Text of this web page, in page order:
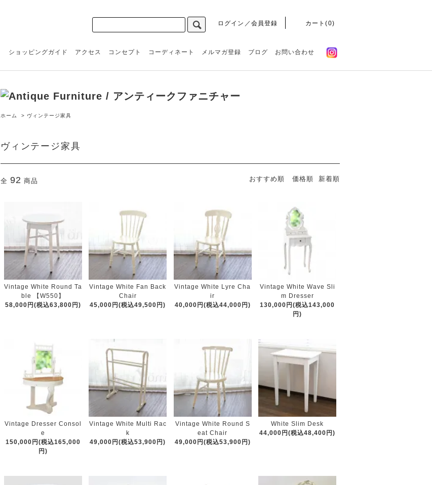
ログイン／会員登録 カート(0)
ショッピングガイド アクセス コンセプト コーディネート メルマガ登録 ブログ お問い合わせ
ホーム > ヴィンテージ家具
ヴィンテージ家具
全 92 商品 おすすめ順 価格順 新着順
Vintage White Round Ta
ble 【W550】
58,000円(税込63,800円)
Vintage White Fan Back
Chair
45,000円(税込49,500円)
Vintage White Lyre Cha
ir
40,000円(税込44,000円)
Vintage White Wave Sli
m Dresser
130,000円(税込143,000
円)
Vintage Dresser Consol
e
150,000円(税込165,000
円)
Vintage White Multi Rac
k
49,000円(税込53,900円)
Vintage White Round S
eat Chair
49,000円(税込53,900円)
White Slim Desk
44,000円(税込48,400円)